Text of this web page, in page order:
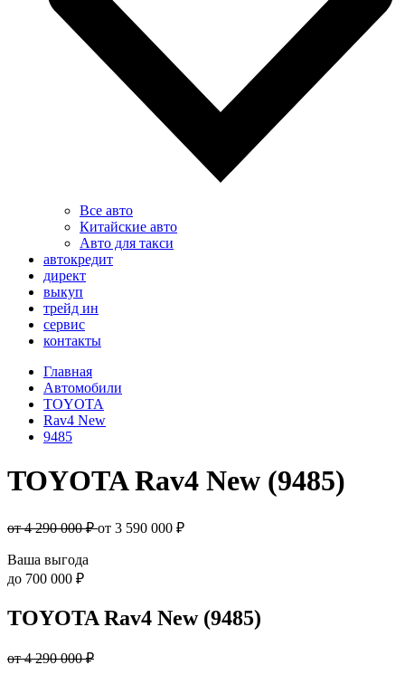
Все авто
Китайские авто
Авто для такси
автокредит
директ
выкуп
трейд ин
сервис
контакты
Главная
Автомобили
TOYOTA
Rav4 New
9485
TOYOTA Rav4 New (9485)
от 4 290 000 ₽от 3 590 000 ₽
Ваша выгода
до 700 000 ₽
TOYOTA Rav4 New (9485)
от 4 290 000 ₽